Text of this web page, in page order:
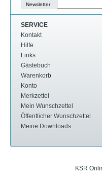
Newsletter
SERVICE
Kontakt
Hilfe
Links
Gästebuch
Warenkorb
Konto
Merkzettel
Mein Wunschzettel
Öffentlicher Wunschzettel
Meine Downloads
KSR